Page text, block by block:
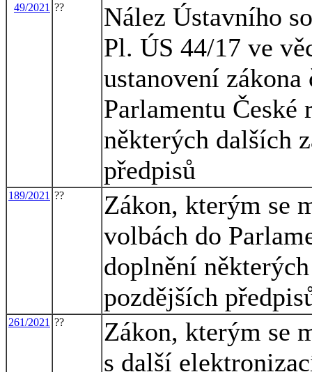
49/2021 ??
Nález Ústavního
Pl. ÚS 44/17 ve
ustanovení
Parlamentu
některých dalších
předpisů
189/2021 ??
Zákon, kterým se
volbách do
doplnění
pozdějších
261/2021 ??
Zákon, kterým se
s další